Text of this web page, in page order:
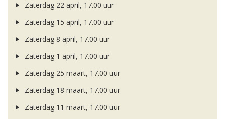
Zaterdag 22 april, 17.00 uur
Zaterdag 15 april, 17.00 uur
Zaterdag 8 april, 17.00 uur
Zaterdag 1 april, 17.00 uur
Zaterdag 25 maart, 17.00 uur
Zaterdag 18 maart, 17.00 uur
Zaterdag 11 maart, 17.00 uur